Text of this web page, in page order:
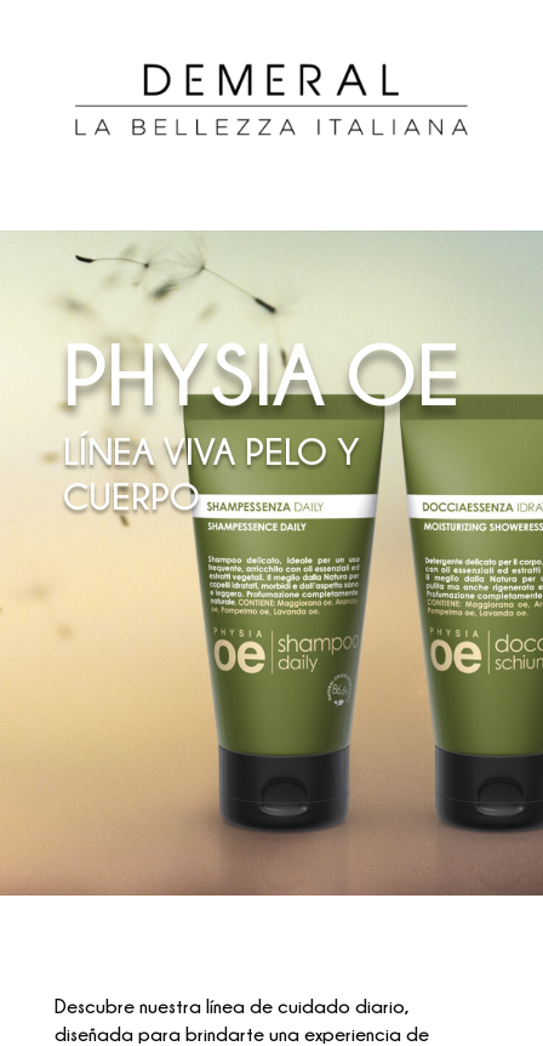
PHYSIA OE
LÍNEA VIVA PELO Y
CUERPO
Descubre nuestra línea de cuidado diario,
diseñada para brindarte una experiencia de